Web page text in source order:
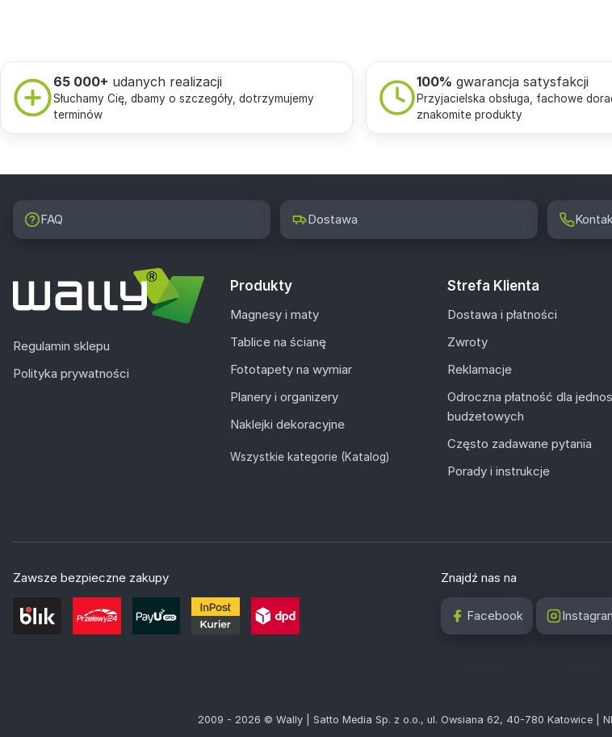
65 000+ udanych realizacji
Słuchamy Cię, dbamy o szczegóły, dotrzymujemy
terminów
100% gwarancja satysfakcji
Przyjacielska obsługa, fachowe
znakomite produkty
FAQ Dostawa
Regulamin sklepu
Polityka prywatności
Produkty
Magnesy i maty
Tablice na ścianę
Fototapety na wymiar
Planery i organizery
Naklejki dekoracyjne
Wszystkie kategorie (Katalog)
Strefa Klienta
Dostawa i płatności
Zwroty
Reklamacje
Odroczna płatność dla
budżetowych
Często zadawane pytania
Porady i instrukcje
Zawsze bezpieczne zakupy Znajdź nas na
Facebook
2009 - 2026 © Wally | Satto Media Sp. z o.o., ul. Owsiana 62, 40-780 Katowice |